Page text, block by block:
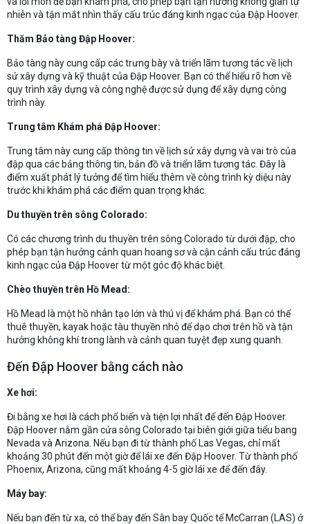
nhiên và tận mắt nhìn thấy cấu trúc đáng kinh ngạc của Đập Hoover.
Thăm Bảo tàng Đập Hoover:
Bảo tàng này cung cấp các trưng bày và triển lãm tương tác về lịch
sử xây dựng và kỹ thuật của Đập Hoover. Bạn có thể hiểu rõ hơn về
quy trình xây dựng và công nghệ được sử dụng để xây dựng công
trình này.
Trung tâm Khám phá Đập Hoover:
Trung tâm này cung cấp thông tin về lịch sử xây dựng và vai trò của
đập qua các bảng thông tin, bản đồ và triển lãm tương tác. Đây là
điểm xuất phát lý tưởng để tìm hiểu thêm về công trình kỳ diệu này
trước khi khám phá các điểm quan trọng khác.
Du thuyền trên sông Colorado:
Có các chương trình du thuyền trên sông Colorado từ dưới đập, cho
phép bạn tận hưởng cảnh quan hoang sơ và cận cảnh cấu trúc đáng
kinh ngạc của Đập Hoover từ một góc độ khác biệt.
Chèo thuyền trên Hồ Mead:
Hồ Mead là một hồ nhân tạo lớn và thú vị để khám phá. Bạn có thể
thuê thuyền, kayak hoặc tàu thuyền nhỏ để dạo chơi trên hồ và tận
hưởng không khí trong lành và cảnh quan tuyệt đẹp xung quanh.
Đến Đập Hoover bằng cách nào
Xe hơi:
Đi bằng xe hơi là cách phổ biến và tiện lợi nhất để đến Đập Hoover.
Đập Hoover nằm gần cửa sông Colorado tại biên giới giữa tiểu bang
Nevada và Arizona. Nếu bạn đi từ thành phố Las Vegas, chỉ mất
khoảng 30 phút đến một giờ để lái xe đến Đập Hoover. Từ thành phố
Phoenix, Arizona, cũng mất khoảng 4-5 giờ lái xe để đến đây.
Máy bay:
Nếu bạn đến từ xa, có thể bay đến Sân bay Quốc tế McCarran (LAS) ở